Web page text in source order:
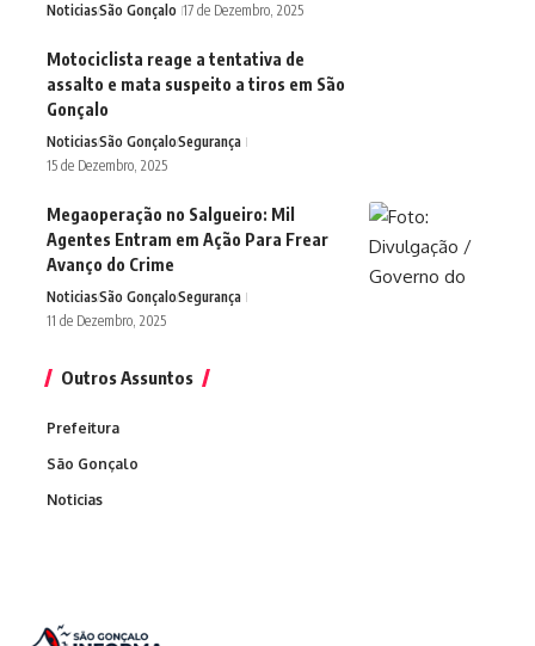
NoticiasSão Gonçalo 17 de Dezembro, 2025
Motociclista reage a tentativa de
assalto e mata suspeito a tiros em São
Gonçalo
NoticiasSão GonçaloSegurança
15 de Dezembro, 2025
Megaoperação no Salgueiro: Mil
Agentes Entram em Ação Para Frear
Avanço do Crime
NoticiasSão GonçaloSegurança
11 de Dezembro, 2025
Outros Assuntos
Prefeitura
São Gonçalo
Noticias